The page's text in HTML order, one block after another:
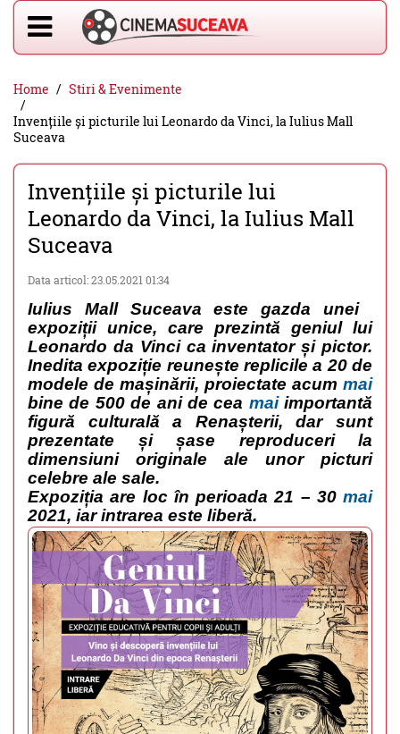
Home
Stiri & Evenimente
Invențiile și picturile lui Leonardo da Vinci, la Iulius Mall
Suceava
Invențiile și picturile lui
Leonardo da Vinci, la Iulius Mall
Suceava
Data articol: 23.05.2021 01:34
Iulius Mall Suceava este gazda unei
expoziții unice, care prezintă geniul lui
Leonardo da Vinci ca inventator și pictor.
Inedita expoziție reunește replicile a 20 de
modele de mașinării, proiectate acum mai
bine de 500 de ani de cea mai importantă
figură culturală a Renașterii, dar sunt
prezentate și șase reproduceri la
dimensiuni originale ale unor picturi
celebre ale sale.
Expoziția are loc în perioada 21 – 30 mai
2021, iar intrarea este liberă.